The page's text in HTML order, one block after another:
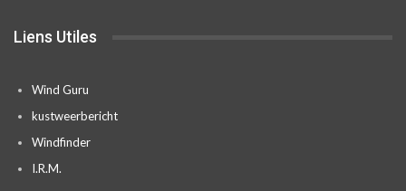
Liens Utiles
Wind Guru
kustweerbericht
Windfinder
I.R.M.